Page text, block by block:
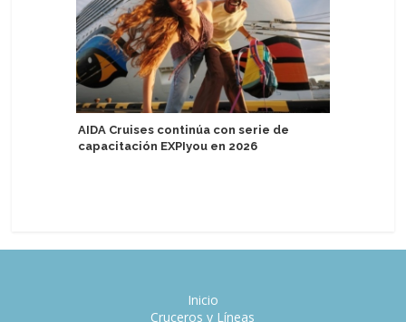
AIDA Cruises continúa con serie de
capacitación EXPIyou en 2026
Inicio
Cruceros y Líneas